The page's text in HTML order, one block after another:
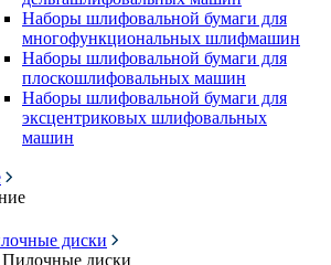
Наборы шлифовальной бумаги для
многофункциональных шлифмашин
Наборы шлифовальной бумаги для
плоскошлифовальных машин
Наборы шлифовальной бумаги для
эксцентриковых шлифовальных
машин
диски
Пилочные диски